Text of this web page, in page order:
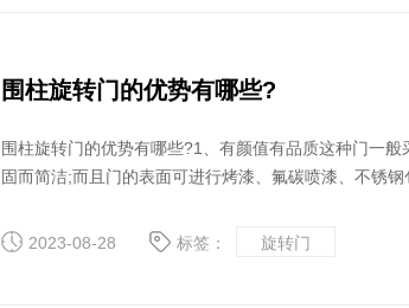
围柱旋转门的优势有哪些?
围柱旋转门的优势有哪些?1、有颜值有品质这种门一
固而简洁;而且门的表面可进行烤漆、氟碳喷漆、不锈
2023-08-28
标签： 旋转门